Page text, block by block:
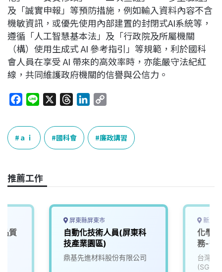
及「誠實申報」等預防措施，例如輸入資料內容不含
機敏資訊，或優先使用內部建置的封閉式AI系統等，
遵循「人工智慧基本法」及「行政院及所屬機關
（構）使用生成式 AI 參考指引」等規範，利於國科
會人員在享受 AI 帶來的高效率時，亦能嚴守法紀紅
線，共同維護政府機關的信譽與公信力。
c
e
b
o
k
e
r
e
a
n
e
n
p
y
L
k
ａｉ 國科會 廉政講習
推薦工作
質
屏東縣屏東市
自動化技術人員(屏東科
技產業園區)
鼎基先進材料股份有限公司
新北
化學
務-微
台灣檢
(SGS)